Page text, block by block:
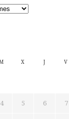
X J V
4 5 6 7